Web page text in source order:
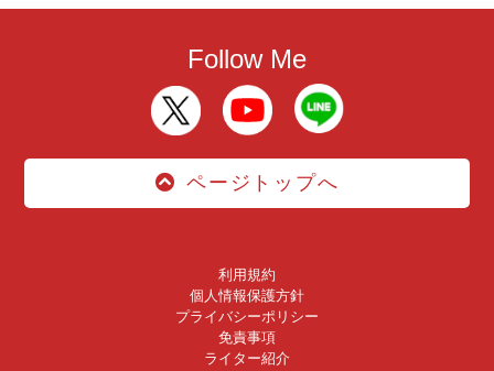
Follow Me
ページトップへ
利用規約
個人情報保護方針
プライバシーポリシー
免責事項
ライター紹介